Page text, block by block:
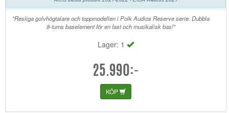
alla som hört blir förvånade hur fylligt och rent allt låter. Tänk innan köp
på att dom går ner till 4ohm, och att lådorna är stora och djupa. Läs
och se videos om dem, många som tappar hakan när dom hör dem
"Resliga golvhögtalare och toppmodellen i Polk Audios Reserve serie. Dubbla
8-tums baselement för en fast och musikalisk bas!"
Lager: 1
25.990:-
KÖP